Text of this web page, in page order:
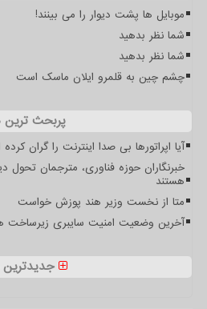
موبایل ها پشت دیوار را می بینند!
شما نظر بدهید
شما نظر بدهید
چشم چین به قلمرو ایلان ماسک است
پربحث ترین
آیا اپراتورها بی صدا اینترنت را گران کرده
خبرنگاران حوزه فناوری، مترجمان تحول
هستند
متا از نخست وزیر هند پوزش خواست
آخرین وضعیت امنیت سایبری زیرساخت
جدیدترین